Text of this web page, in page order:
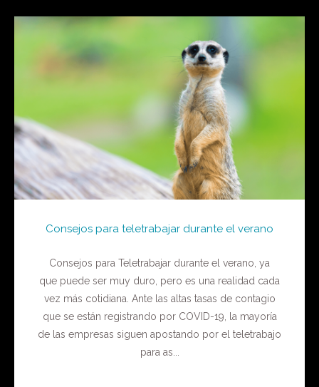
Consejos para teletrabajar durante el verano
Consejos para Teletrabajar durante el verano, ya
que puede ser muy duro, pero es una realidad cada
vez más cotidiana. Ante las altas tasas de contagio
que se están registrando por COVID-19, la mayoría
de las empresas siguen apostando por el teletrabajo
para as...